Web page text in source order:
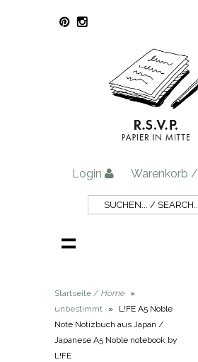
Login Warenkorb /
Startseite / Home
»
unbestimmt
»
L!FE A5 Noble
Note Notizbuch aus Japan /
Japanese A5 Noble notebook by
L!FE